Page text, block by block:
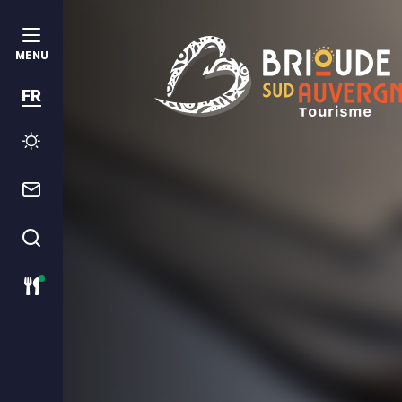
MENU
FR
Météo
Contact
Restaurants ouverts ce jour